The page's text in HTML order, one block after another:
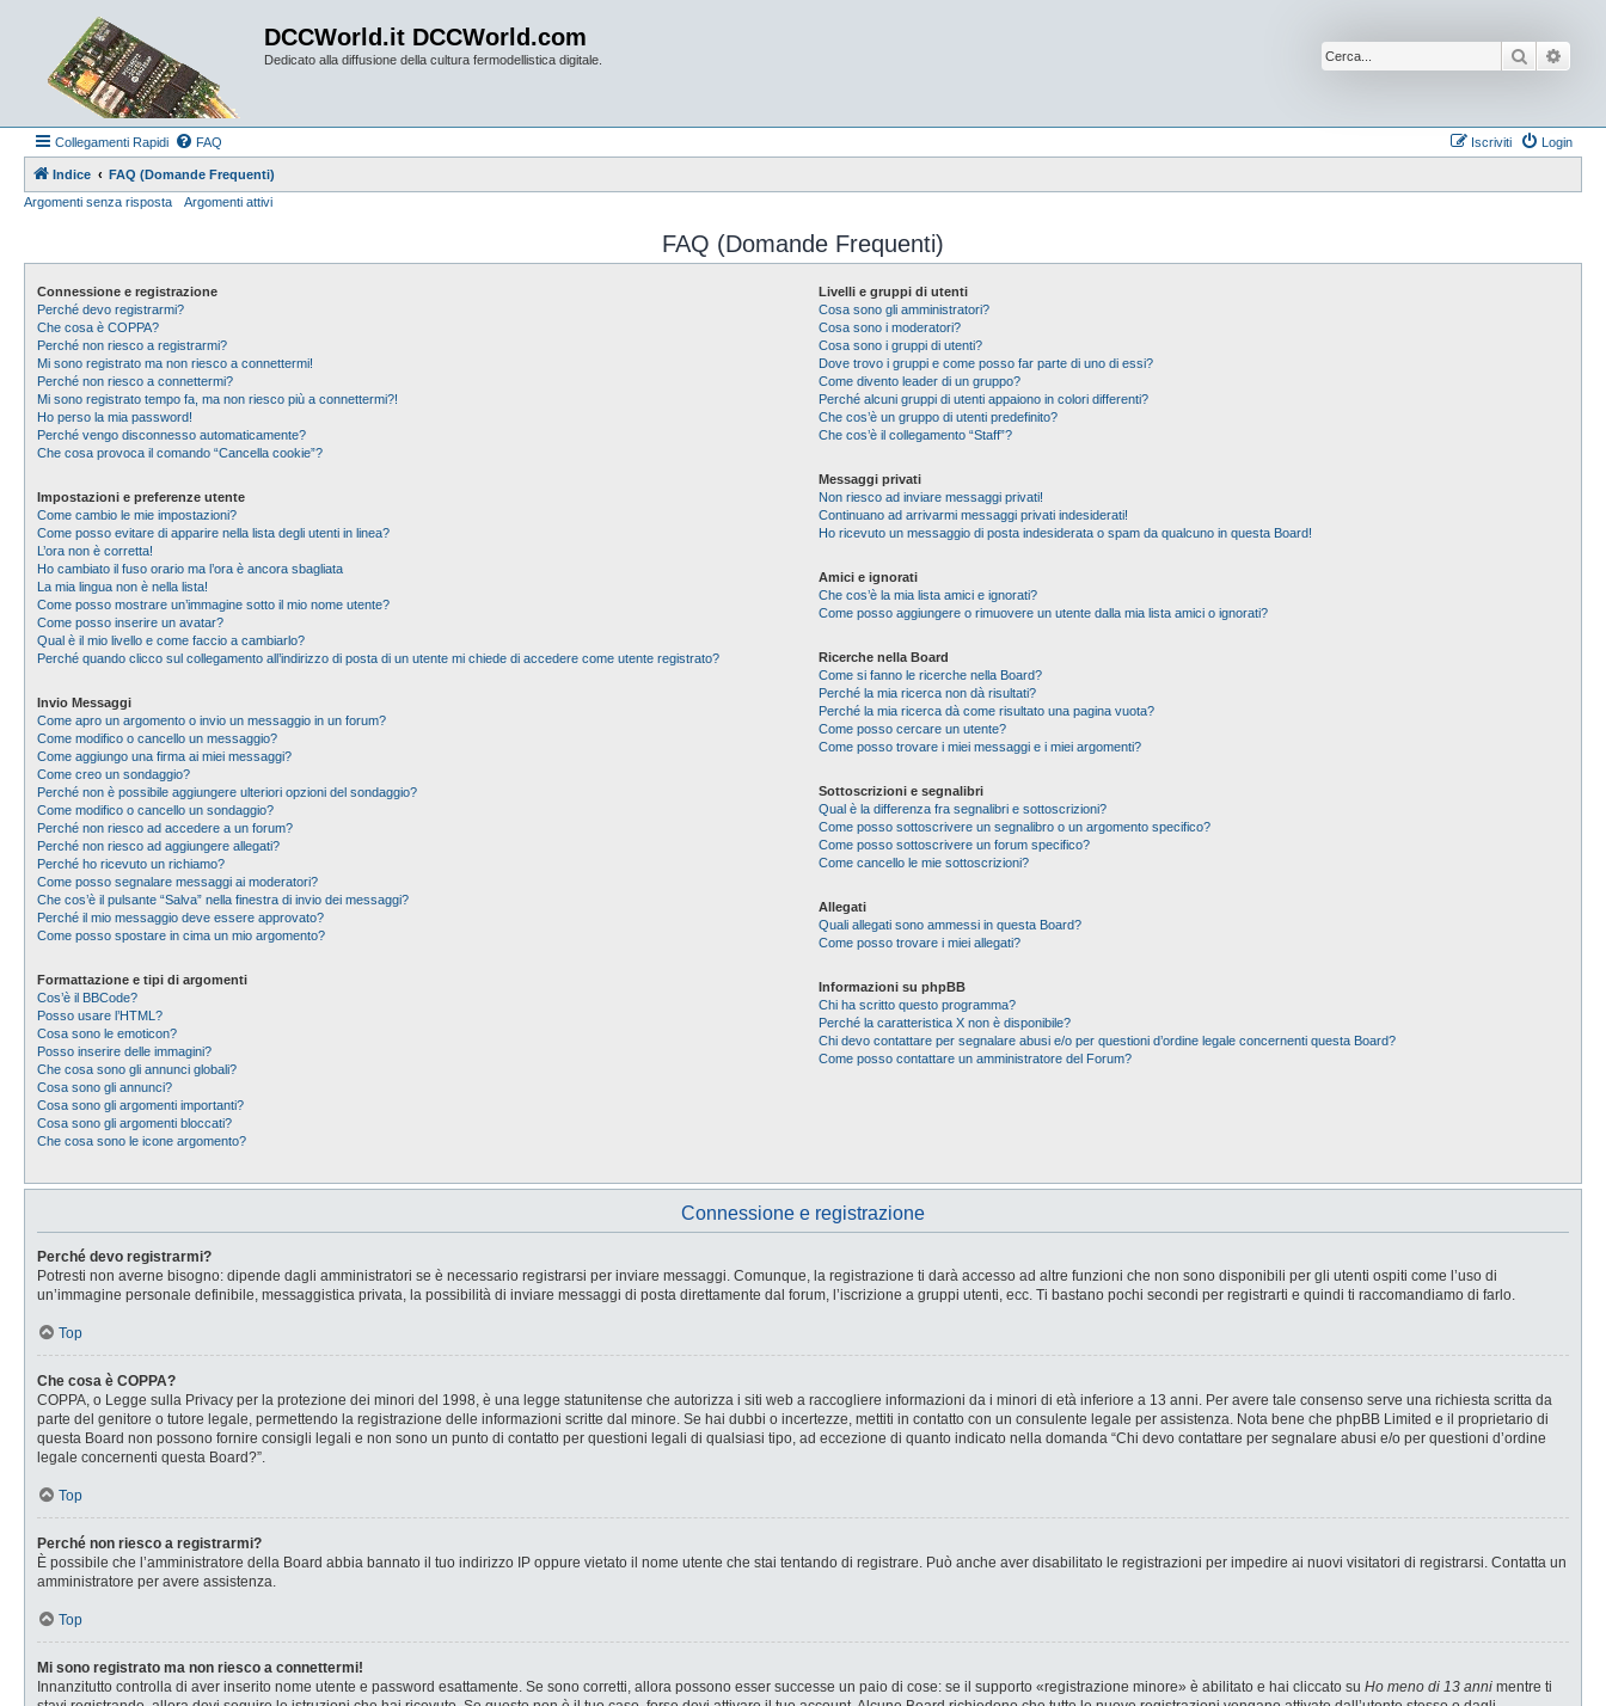
DCCWorld.it DCCWorld.com
Dedicato alla diffusione della cultura fermodellistica digitale. Cerca
Collegamenti Rapidi FAQ Login
Iscriviti
Indice
FAQ (Domande Frequenti)
Argomenti senza risposta
Argomenti attivi
FAQ (Domande Frequenti)
Connessione e registrazione
Perché devo registrarmi?
Che cosa è COPPA?
Perché non riesco a registrarmi?
Mi sono registrato ma non riesco a connettermi!
Perché non riesco a connettermi?
Mi sono registrato tempo fa, ma non riesco più a connettermi?!
Ho perso la mia password!
Perché vengo disconnesso automaticamente?
Che cosa provoca il comando “Cancella cookie”?
Impostazioni e preferenze utente
Come cambio le mie impostazioni?
Come posso evitare di apparire nella lista degli utenti in linea?
L’ora non è corretta!
Ho cambiato il fuso orario ma l’ora è ancora sbagliata
La mia lingua non è nella lista!
Come posso mostrare un’immagine sotto il mio nome utente?
Come posso inserire un avatar?
Qual è il mio livello e come faccio a cambiarlo?
Perché quando clicco sul collegamento all’indirizzo di posta di un utente mi chiede di accedere come utente registrato?
Invio Messaggi
Come apro un argomento o invio un messaggio in un forum?
Come modifico o cancello un messaggio?
Come aggiungo una firma ai miei messaggi?
Come creo un sondaggio?
Perché non è possibile aggiungere ulteriori opzioni del sondaggio?
Come modifico o cancello un sondaggio?
Perché non riesco ad accedere a un forum?
Perché non riesco ad aggiungere allegati?
Perché ho ricevuto un richiamo?
Come posso segnalare messaggi ai moderatori?
Che cos’è il pulsante “Salva” nella finestra di invio dei messaggi?
Perché il mio messaggio deve essere approvato?
Come posso spostare in cima un mio argomento?
Formattazione e tipi di argomenti
Cos’è il BBCode?
Posso usare l’HTML?
Cosa sono le emoticon?
Posso inserire delle immagini?
Che cosa sono gli annunci globali?
Cosa sono gli annunci?
Cosa sono gli argomenti importanti?
Cosa sono gli argomenti bloccati?
Che cosa sono le icone argomento?
Livelli e gruppi di utenti
Cosa sono gli amministratori?
Cosa sono i moderatori?
Cosa sono i gruppi di utenti?
Dove trovo i gruppi e come posso far parte di uno di essi?
Come divento leader di un gruppo?
Perché alcuni gruppi di utenti appaiono in colori differenti?
Che cos’è un gruppo di utenti predefinito?
Che cos’è il collegamento “Staff”?
Messaggi privati
Non riesco ad inviare messaggi privati!
Continuano ad arrivarmi messaggi privati indesiderati!
Ho ricevuto un messaggio di posta indesiderata o spam da qualcuno in questa Board!
Amici e ignorati
Che cos’è la mia lista amici e ignorati?
Come posso aggiungere o rimuovere un utente dalla mia lista amici o ignorati?
Ricerche nella Board
Come si fanno le ricerche nella Board?
Perché la mia ricerca non dà risultati?
Perché la mia ricerca dà come risultato una pagina vuota?
Come posso cercare un utente?
Come posso trovare i miei messaggi e i miei argomenti?
Sottoscrizioni e segnalibri
Qual è la differenza fra segnalibri e sottoscrizioni?
Come posso sottoscrivere un segnalibro o un argomento specifico?
Come posso sottoscrivere un forum specifico?
Come cancello le mie sottoscrizioni?
Allegati
Quali allegati sono ammessi in questa Board?
Come posso trovare i miei allegati?
Informazioni su phpBB
Chi ha scritto questo programma?
Perché la caratteristica X non è disponibile?
Chi devo contattare per segnalare abusi e/o per questioni d’ordine legale concernenti questa Board?
Come posso contattare un amministratore del Forum?
Connessione e registrazione
Perché devo registrarmi?
Potresti non averne bisogno: dipende dagli amministratori se è necessario registrarsi per inviare messaggi. Comunque, la registrazione ti darà accesso ad altre funzioni che non sono disponibili per gli utenti ospiti come l’uso di
un’immagine personale definibile, messaggistica privata, la possibilità di inviare messaggi di posta direttamente dal forum, l’iscrizione a gruppi utenti, ecc. Ti bastano pochi secondi per registrarti e quindi ti raccomandiamo di farlo.
Top
Che cosa è COPPA?
COPPA, o Legge sulla Privacy per la protezione dei minori del 1998, è una legge statunitense che autorizza i siti web a raccogliere informazioni da i minori di età inferiore a 13 anni. Per avere tale consenso serve una richiesta scritta da
parte del genitore o tutore legale, permettendo la registrazione delle informazioni scritte dal minore. Se hai dubbi o incertezze, mettiti in contatto con un consulente legale per assistenza. Nota bene che phpBB Limited e il proprietario di
questa Board non possono fornire consigli legali e non sono un punto di contatto per questioni legali di qualsiasi tipo, ad eccezione di quanto indicato nella domanda “Chi devo contattare per segnalare abusi e/o per questioni d’ordine
legale concernenti questa Board?”.
Top
Perché non riesco a registrarmi?
È possibile che l’amministratore della Board abbia bannato il tuo indirizzo IP oppure vietato il nome utente che stai tentando di registrare. Può anche aver disabilitato le registrazioni per impedire ai nuovi visitatori di registrarsi. Contatta un
amministratore per avere assistenza.
Top
Mi sono registrato ma non riesco a connettermi!
Innanzitutto controlla di aver inserito nome utente e password esattamente. Se sono corretti, allora possono esser successe un paio di cose: se il supporto «registrazione minore» è abilitato e hai cliccato su Ho meno di 13 anni mentre ti